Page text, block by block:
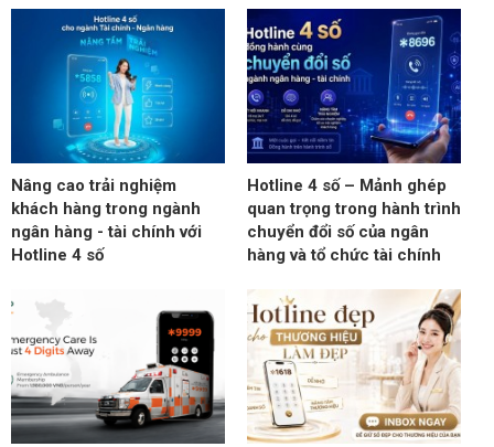
Nâng cao trải nghiệm
khách hàng trong ngành
ngân hàng - tài chính với
Hotline 4 số
Hotline 4 số – Mảnh ghép
quan trọng trong hành trình
chuyển đổi số của ngân
hàng và tổ chức tài chính